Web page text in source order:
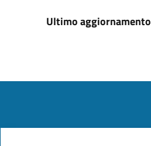
Ultimo aggiornamento